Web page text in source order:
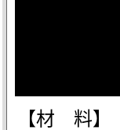
【材 料】